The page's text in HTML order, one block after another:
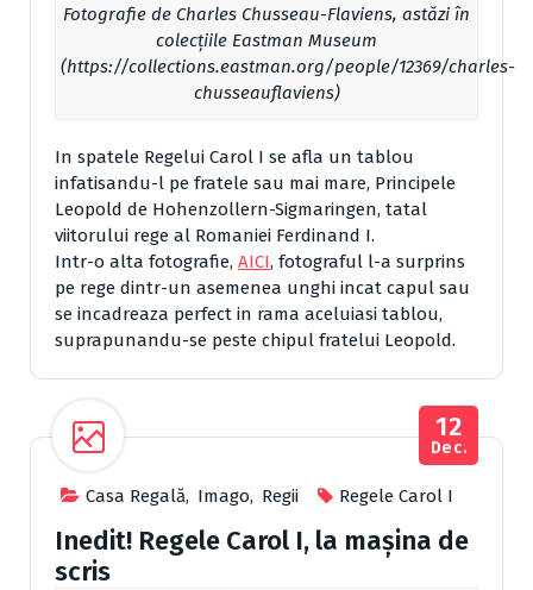
Fotografie de Charles Chusseau-Flaviens, astăzi în
colecțiile Eastman Museum
(https://collections.eastman.org/people/12369/charles-
chusseauflaviens)
In spatele Regelui Carol I se afla un tablou
infatisandu-l pe fratele sau mai mare, Principele
Leopold de Hohenzollern-Sigmaringen, tatal
viitorului rege al Romaniei Ferdinand I.
Intr-o alta fotografie, AICI, fotograful l-a surprins
pe rege dintr-un asemenea unghi incat capul sau
se incadreaza perfect in rama aceluiasi tablou,
suprapunandu-se peste chipul fratelui Leopold.
Casa Regală, Imago, Regii Regele Carol I
12
Dec.
Inedit! Regele Carol I, la mașina de
scris